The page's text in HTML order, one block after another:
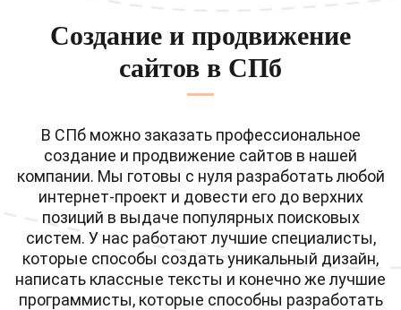
Создание и продвижение
сайтов в СПб
В СПб можно заказать профессиональное
создание и продвижение сайтов в нашей
компании. Мы готовы с нуля разработать любой
интернет-проект и довести его до верхних
позиций в выдаче популярных поисковых
систем. У нас работают лучшие специалисты,
которые способы создать уникальный дизайн,
написать классные тексты и конечно же лучшие
программисты, которые способны разработать